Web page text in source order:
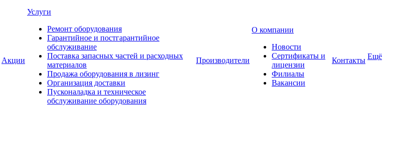
Акции
Услуги
Ремонт оборудования
Гарантийное и постгарантийное
обслуживание
Поставка запасных частей и расходных
материалов
Продажа оборудования в лизинг
Организация доставки
Пусконаладка и техническое
обслуживание оборудования
Производители
О компании
Новости
Сертификаты и
лицензии
Филиалы
Вакансии
Контакты Ещё